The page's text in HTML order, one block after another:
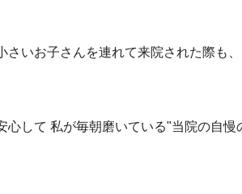
さいお子さんを連れて来院された際も、
心して 私が毎朝磨いている"当院の自慢